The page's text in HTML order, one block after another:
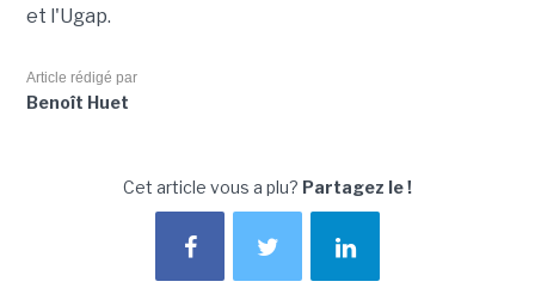
et l'Ugap.
Article rédigé par
Benoît Huet
Cet article vous a plu? Partagez le !